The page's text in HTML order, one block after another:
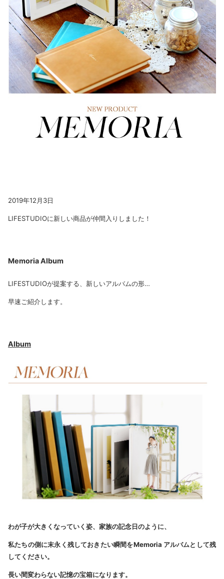
2019年12月3日
LIFESTUDIOに新しい商品が仲間入りしました！
Memoria Album
LIFESTUDIOが提案する、新しいアルバムの形…
早速ご紹介します。
Album
わが子が大きくなっていく 姿、 家族の記念日のように、
私たちの側に末永 く 残しておきたい瞬間をMemoria アルバムとして残
してください。
長い間変わらない記憶の宝箱になります。